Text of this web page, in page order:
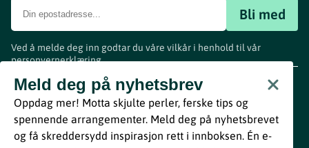
Bli med
Ved å melde deg inn godtar du våre vilkår i henhold til vår
personvernerklæring.
Meld deg på nyhetsbrev
Oppdag mer! Motta skjulte perler, ferske tips og
spennende arrangementer. Meld deg på nyhetsbrevet
og få skreddersydd inspirasjon rett i innboksen. Én e-
www.visitvestfold.com
Turistinformasjon
Vestfold Fylkeskommune
ByBreakfast